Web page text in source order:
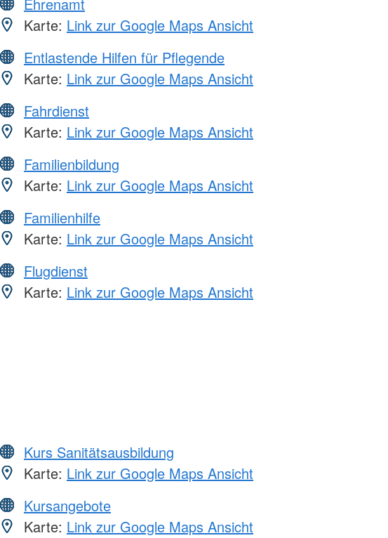
Karte: Link zur Google Maps Ansicht
Entlastende Hilfen für Pflegende
Karte: Link zur Google Maps Ansicht
Fahrdienst
Karte: Link zur Google Maps Ansicht
Familienbildung
Karte: Link zur Google Maps Ansicht
Familienhilfe
Karte: Link zur Google Maps Ansicht
Flugdienst
Karte: Link zur Google Maps Ansicht
Kurs Sanitätsausbildung
Karte: Link zur Google Maps Ansicht
Kursangebote
Karte: Link zur Google Maps Ansicht